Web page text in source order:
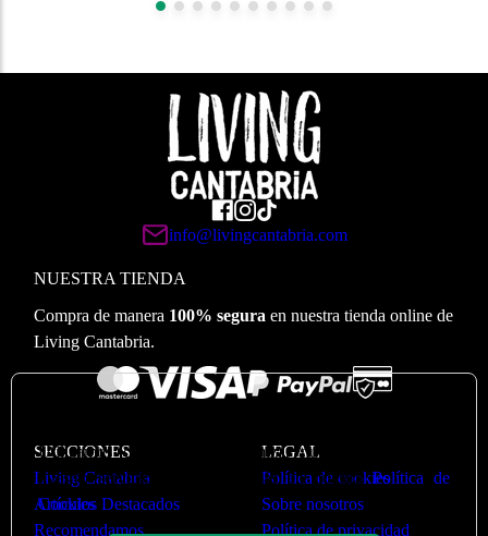
info@livingcantabria.com
NUESTRA TIENDA
Compra de manera 100% segura en nuestra tienda online de
Living Cantabria.
SECCIONES
Living Cantabria
Artículos Destacados
Recomendamos
LEGAL
Política de cookies
Sobre nosotros
Política de privacidad
Utilizamos cookies para optimizar nuestro sitio web y
nuestro servicio. Puede ver más en nuestraPolítica de
Cookies